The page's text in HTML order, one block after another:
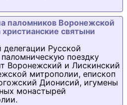
паломников Воронежской
святыни
Русской
поездку
Воронежский и Лискинский
митрополии, епископ
Дионисий, игумены
монастырей